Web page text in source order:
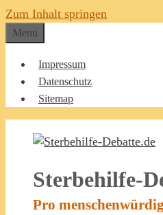
Zum Inhalt springen
Menu
Impressum
Datenschutz
Sitemap
Sterbehilfe-
Pro